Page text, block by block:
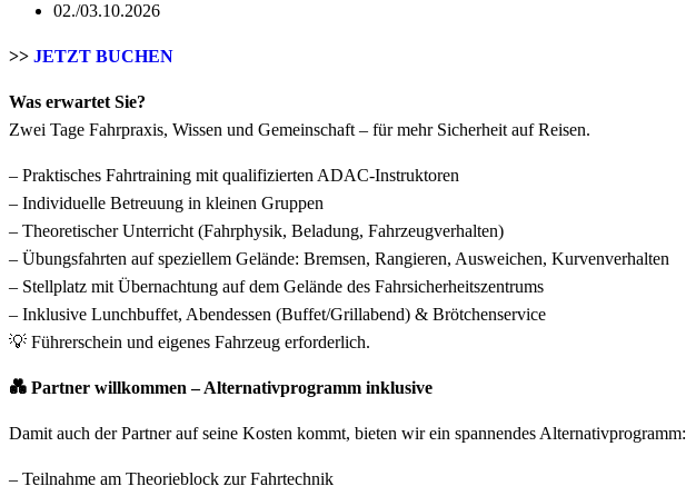
02./03.10.2026
>> JETZT BUCHEN
Was erwartet Sie?
Zwei Tage Fahrpraxis, Wissen und Gemeinschaft – für mehr Sicherheit auf Reisen.
– Praktisches Fahrtraining mit qualifizierten ADAC-Instruktoren
– Individuelle Betreuung in kleinen Gruppen
– Theoretischer Unterricht (Fahrphysik, Beladung, Fahrzeugverhalten)
– Übungsfahrten auf speziellem Gelände: Bremsen, Rangieren, Ausweichen, Kurvenverhalten
– Stellplatz mit Übernachtung auf dem Gelände des Fahrsicherheitszentrums
– Inklusive Lunchbuffet, Abendessen (Buffet/Grillabend) & Brötchenservice
💡 Führerschein und eigenes Fahrzeug erforderlich.
💑 Partner willkommen – Alternativprogramm inklusive
Damit auch der Partner auf seine Kosten kommt, bieten wir ein spannendes Alternativprogramm:
– Teilnahme am Theorieblock zur Fahrtechnik